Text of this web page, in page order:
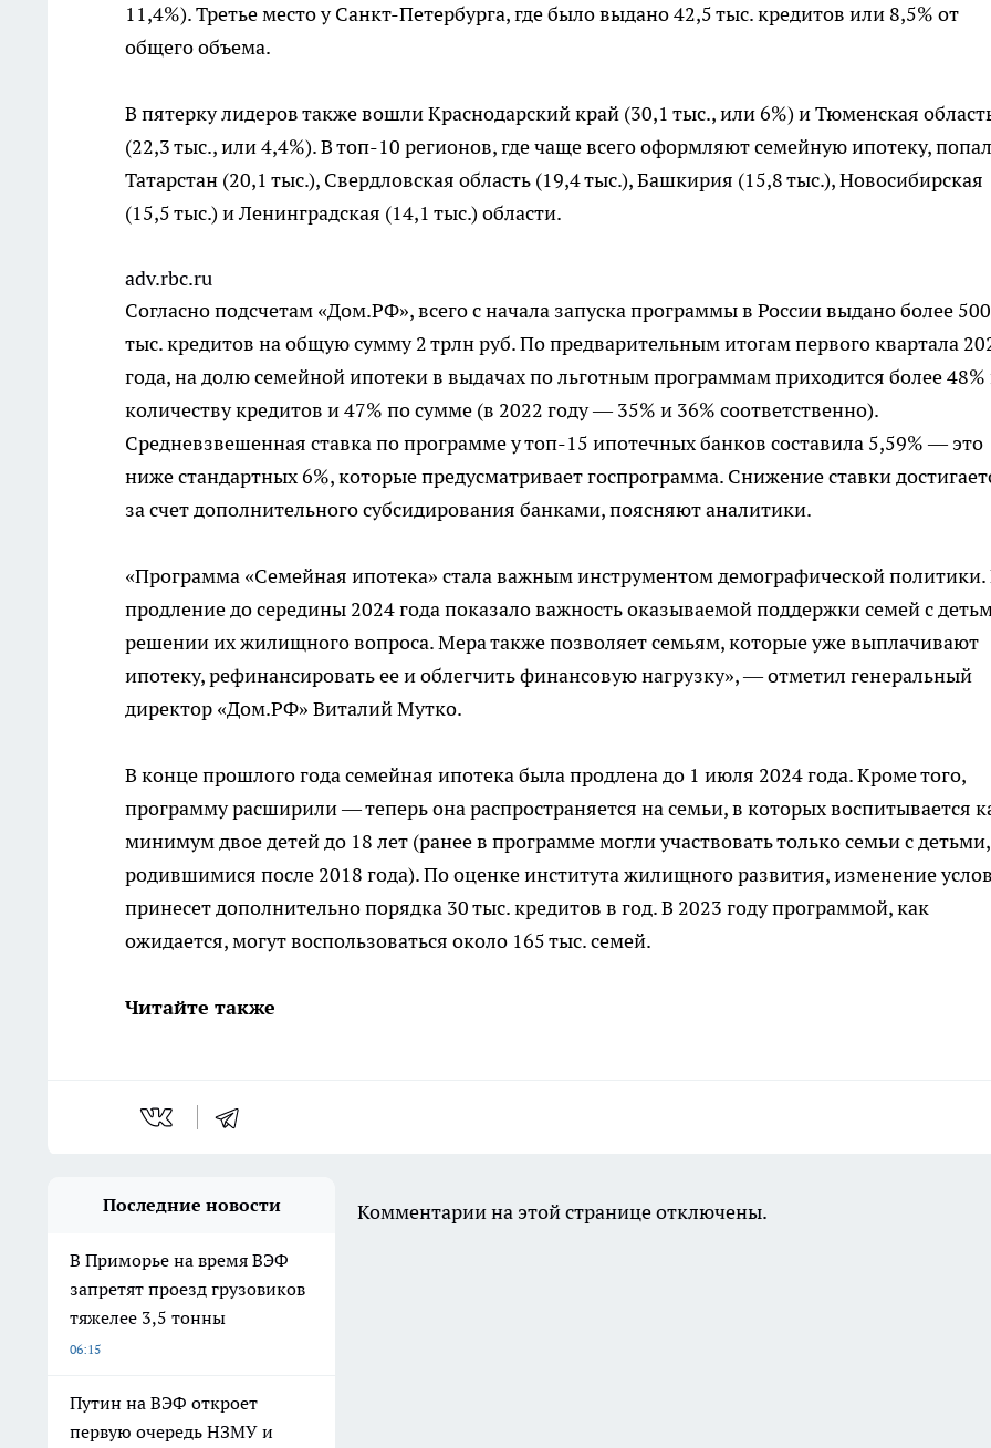
11,4%). Третье место у Санкт-Петербурга, где было выдано 42,5 тыс. кредитов или 8,5% от
общего объема.
В пятерку лидеров также вошли Краснодарский край (30,1 тыс., или 6%) и Тюменская
(22,3 тыс., или 4,4%). В топ-10 регионов, где чаще всего оформляют семейную ипотеку,
Татарстан (20,1 тыс.), Свердловская область (19,4 тыс.), Башкирия (15,8 тыс.), Новосибирская
(15,5 тыс.) и Ленинградская (14,1 тыс.) области.
adv.rbc.ru
Согласно подсчетам «Дом.РФ», всего с начала запуска программы в России выдано более 500
тыс. кредитов на общую сумму 2 трлн руб. По предварительным итогам первого квартала
года, на долю семейной ипотеки в выдачах по льготным программам приходится более 48%
количеству кредитов и 47% по сумме (в 2022 году — 35% и 36% соответственно).
Средневзвешенная ставка по программе у топ-15 ипотечных банков составила 5,59% — это
ниже стандартных 6%, которые предусматривает госпрограмма. Снижение ставки
за счет дополнительного субсидирования банками, поясняют аналитики.
«Программа «Семейная ипотека» стала важным инструментом демографической политики.
продление до середины 2024 года показало важность оказываемой поддержки семей с
решении их жилищного вопроса. Мера также позволяет семьям, которые уже выплачивают
ипотеку, рефинансировать ее и облегчить финансовую нагрузку», — отметил генеральный
директор «Дом.РФ» Виталий Мутко.
В конце прошлого года семейная ипотека была продлена до 1 июля 2024 года. Кроме того,
программу расширили — теперь она распространяется на семьи, в которых воспитывается
минимум двое детей до 18 лет (ранее в программе могли участвовать только семьи с детьми,
родившимися после 2018 года). По оценке института жилищного развития, изменение
принесет дополнительно порядка 30 тыс. кредитов в год. В 2023 году программой, как
ожидается, могут воспользоваться около 165 тыс. семей.
Читайте также
Последние новости
В Приморье на время ВЭФ
запретят проезд грузовиков
тяжелее 3,5 тонны
06:15
Путин на ВЭФ откроет
первую очередь НЗМУ и
Комментарии на этой странице отключены.